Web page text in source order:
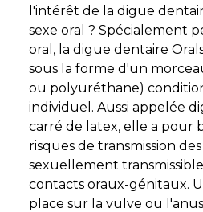
l'intérêt de la digue
sexe oral ? Spécialement
oral, la digue dentaire
sous la forme d'un
ou polyuréthane)
individuel. Aussi appelée
carré de latex, elle a pour
risques de transmission
sexuellement
contacts oraux-génitaux.
place sur la vulve ou